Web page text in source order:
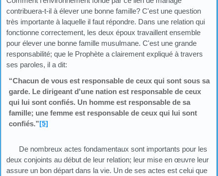
contribuera-t-il à élever une bonne famille? C'est une question
très importante à laquelle il faut répondre. Dans une relation qui
fonctionne correctement, les deux époux travaillent ensemble
pour élever une bonne famille musulmane. C'est une grande
responsabilité; que le Prophète a clairement expliqué à travers
ses paroles, il a dit:
“Chacun de vous est responsable de ceux qui sont sous sa
garde. Le dirigeant d'une nation est responsable de ceux
qui lui sont confiés. Un homme est responsable de sa
famille; une femme est responsable de ceux qui lui sont
confiés.”[5]
De nombreux actes fondamentaux sont importants pour les
deux conjoints au début de leur relation; leur mise en œuvre leur
assure un bon départ dans la vie. Un de ses actes est celui que